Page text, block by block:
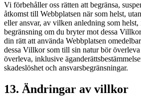
Vi förbehåller oss rätten att begränsa,
åtkomst till Webbplatsen när som helst,
eller ansvar, av vilken anledning som
begränsning om du bryter mot dessa
din rätt att använda Webbplatsen
dessa Villkor som till sin natur bör
överleva, inklusive
skadeslöshet och ansvarsbegränsningar.
13. Ändringar av villkor